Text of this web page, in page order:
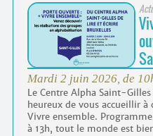
Mardi 2 juin 2026, de
Le Centre Alpha Saint-
heureux de vous accueillir
Vivre ensemble.
à 13h, tout le monde est